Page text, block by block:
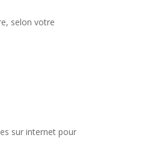
selon votre
sur internet pour